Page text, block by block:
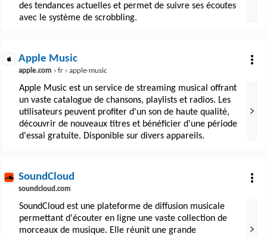
des tendances actuelles et permet de suivre ses écoutes
avec le système de scrobbling.
Apple Music
apple.com › fr › apple-music
Apple Music est un service de streaming musical offrant
un vaste catalogue de chansons, playlists et radios. Les
utilisateurs peuvent profiter d'un son de haute qualité,
découvrir de nouveaux titres et bénéficier d'une période
d'essai gratuite. Disponible sur divers appareils.
SoundCloud
soundcloud.com
SoundCloud est une plateforme de diffusion musicale
permettant d'écouter en ligne une vaste collection de
morceaux de musique. Elle réunit une grande